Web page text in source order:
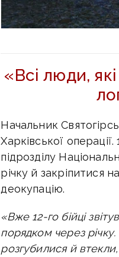
«Всі люди,
Начальник
Харківської
підрозділу
річку й закріпитися
деокупацію.
«Вже 12-го бійці
порядком через
розгубилися й